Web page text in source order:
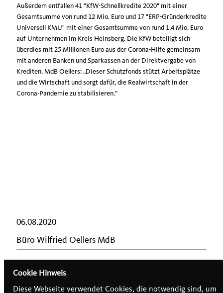
Außerdem entfallen 41 "KfW-Schnellkredite 2020" mit einer
Gesamtsumme von rund 12 Mio. Euro und 17 "ERP-Gründerkredite
Universell KMU" mit einer Gesamtsumme von rund 1,4 Mio. Euro
auf Unternehmen im Kreis Heinsberg. Die KfW beteiligt sich
überdies mit 25 Millionen Euro aus der Corona-Hilfe gemeinsam
mit anderen Banken und Sparkassen an der Direktvergabe von
Krediten. MdB Oellers: „Dieser Schutzfonds stützt Arbeitsplätze
und die Wirtschaft und sorgt dafür, die Realwirtschaft in der
Corona-Pandemie zu stabilisieren.“
06.08.2020
Büro Wilfried Oellers MdB
Cookie Hinweis
Diese Webseite verwendet Cookies, die notwendig sind, um